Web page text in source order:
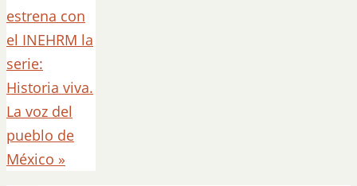
estrena con
el INEHRM la
serie:
Historia viva.
La voz del
pueblo de
México »